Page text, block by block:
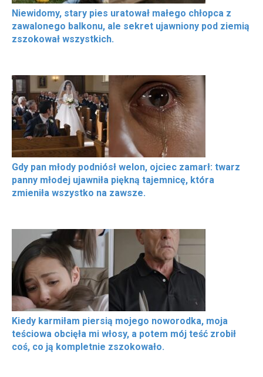
Niewidomy, stary pies uratował małego chłopca z
zawalonego balkonu, ale sekret ujawniony pod ziemią
zszokował wszystkich.
Gdy pan młody podniósł welon, ojciec zamarł: twarz
panny młodej ujawniła piękną tajemnicę, która
zmieniła wszystko na zawsze.
Kiedy karmiłam piersią mojego noworodka, moja
teściowa obcięła mi włosy, a potem mój teść zrobił
coś, co ją kompletnie zszokowało.